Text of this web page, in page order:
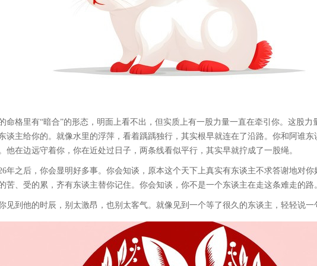
命格里有“暗合”的形态，明面上看不出，但实质上有一股力量一直在牵引你。这股力
谈主给你的。就像水里的浮萍，看着踽踽独行，其实根早就连在了沿路。你和阿谁
他在边远守着你，你在近处过日子，两条线看似平行，其实早就拧成了一股绳。
年之后，你会显明好多事。你会知谈，原本这个天下上真实有东谈主不求答谢地对
苦、受的累，齐有东谈主替你记住。你会知谈，你不是一个东谈主在走这条难走的路
见到他的时辰，别太激昂，也别太客气。就像见到一个等了很久的东谈主，轻轻说一